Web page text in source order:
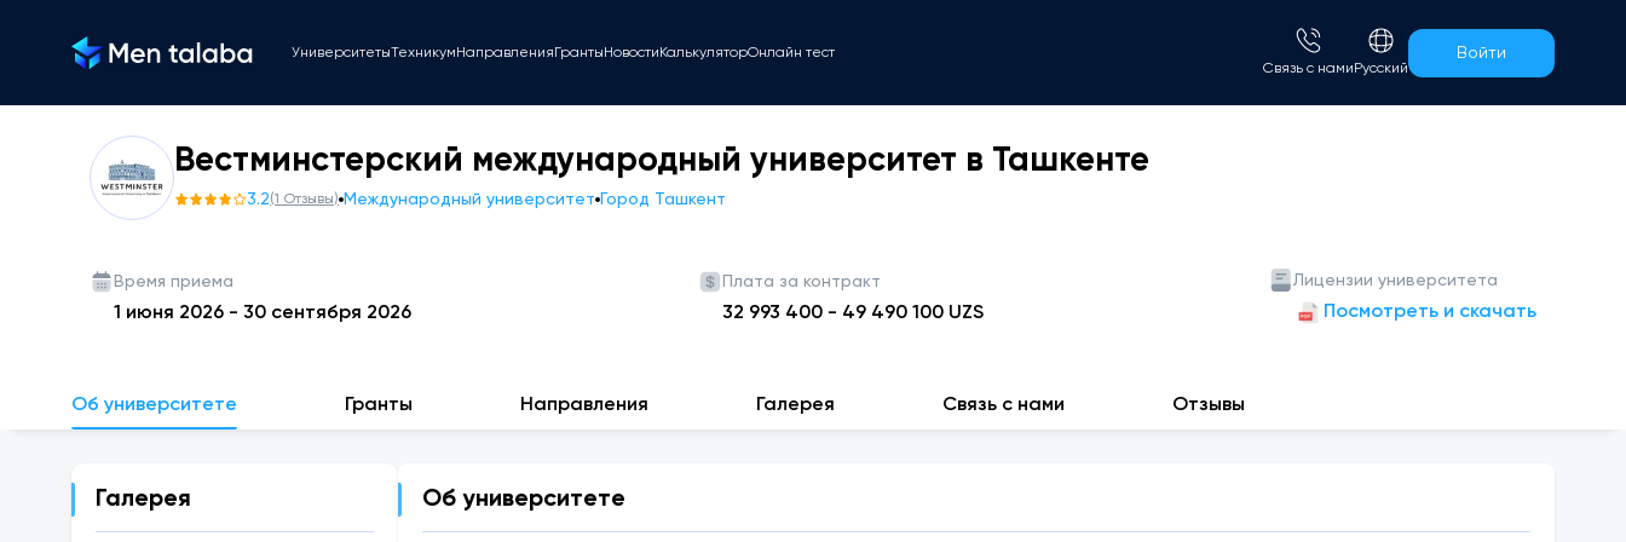
УниверситетыТехникум Направления Гранты Новости КалькуляторОнлайн тест
Связь с нами Русский
Войти
Вестминстерский международный университет в Ташкенте
3.2(1 Отзывы) Международный университет Город Ташкент
Время приема
1 июня 2026 - 30 сентября 2026
Плата за контракт
32 993 400- 49 490 100UZS
Лицензии университета
Посмотреть и скачать
Об университете Гранты Направления Галерея Связь с нами Отзывы
Галерея Об университете